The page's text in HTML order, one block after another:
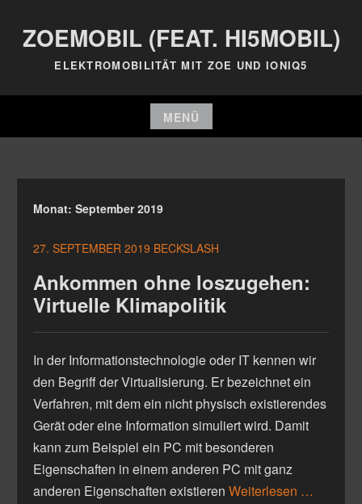
InhaltZOEMOBIL (FEAT. HI5MOBIL)
ELEKTROMOBILITÄT MIT ZOE UND IONIQ5
MENÜ
Zum
springen
Monat: September 2019
27. SEPTEMBER 2019 BECKSLASH
Ankommen ohne loszugehen:
Virtuelle Klimapolitik
In der Informationstechnologie oder IT kennen wir
den Begriff der Virtualisierung. Er bezeichnet ein
Verfahren, mit dem ein nicht physisch existierendes
Gerät oder eine Information simuliert wird. Damit
kann zum Beispiel ein PC mit besonderen
Eigenschaften in einem anderen PC mit ganz
anderen Eigenschaften existieren Weiterlesen …